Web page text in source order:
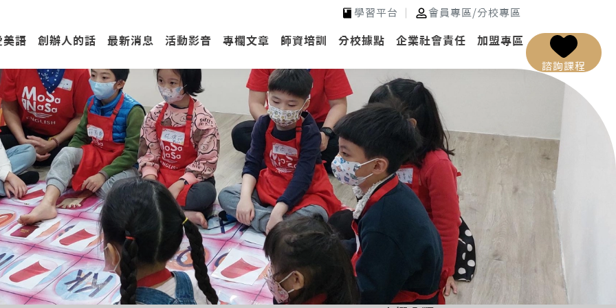
學習平台 會員專區 /分校專區
美語 創辦人的話 最新消息 活動影音 專欄文章 師資培訓 分校據點 企業社會責任 加盟專區
諮詢課程